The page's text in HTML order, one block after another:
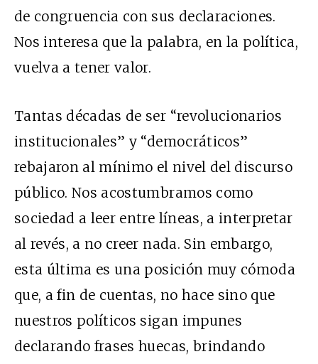
de congruencia con sus declaraciones.
Nos interesa que la palabra, en la política,
vuelva a tener valor.
Tantas décadas de ser “revolucionarios
institucionales” y “democráticos”
rebajaron al mínimo el nivel del discurso
público. Nos acostumbramos como
sociedad a leer entre líneas, a interpretar
al revés, a no creer nada. Sin embargo,
esta última es una posición muy cómoda
que, a fin de cuentas, no hace sino que
nuestros políticos sigan impunes
declarando frases huecas, brindando